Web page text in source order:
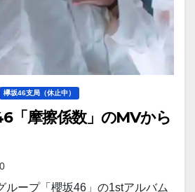
欅坂46支局（休止中）
「摩擦係数」のMVから
0
ープ「櫻坂46」の1stアルバム